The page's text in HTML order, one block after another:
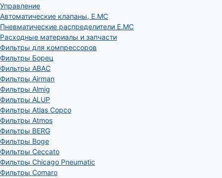
Управление
Автоматические клапаны, Е.МС
Пневматические распределители E.MC
Расходные материалы и запчасти
Фильтры для компрессоров
Фильтры Борец
Фильтры ABAC
Фильтры Airman
Фильтры Almig
Фильтры ALUP
Фильтры Atlas Copco
Фильтры Atmos
Фильтры BERG
Фильтры Boge
Фильтры Ceccato
Фильтры Chicago Pneumatic
Фильтры Comaro